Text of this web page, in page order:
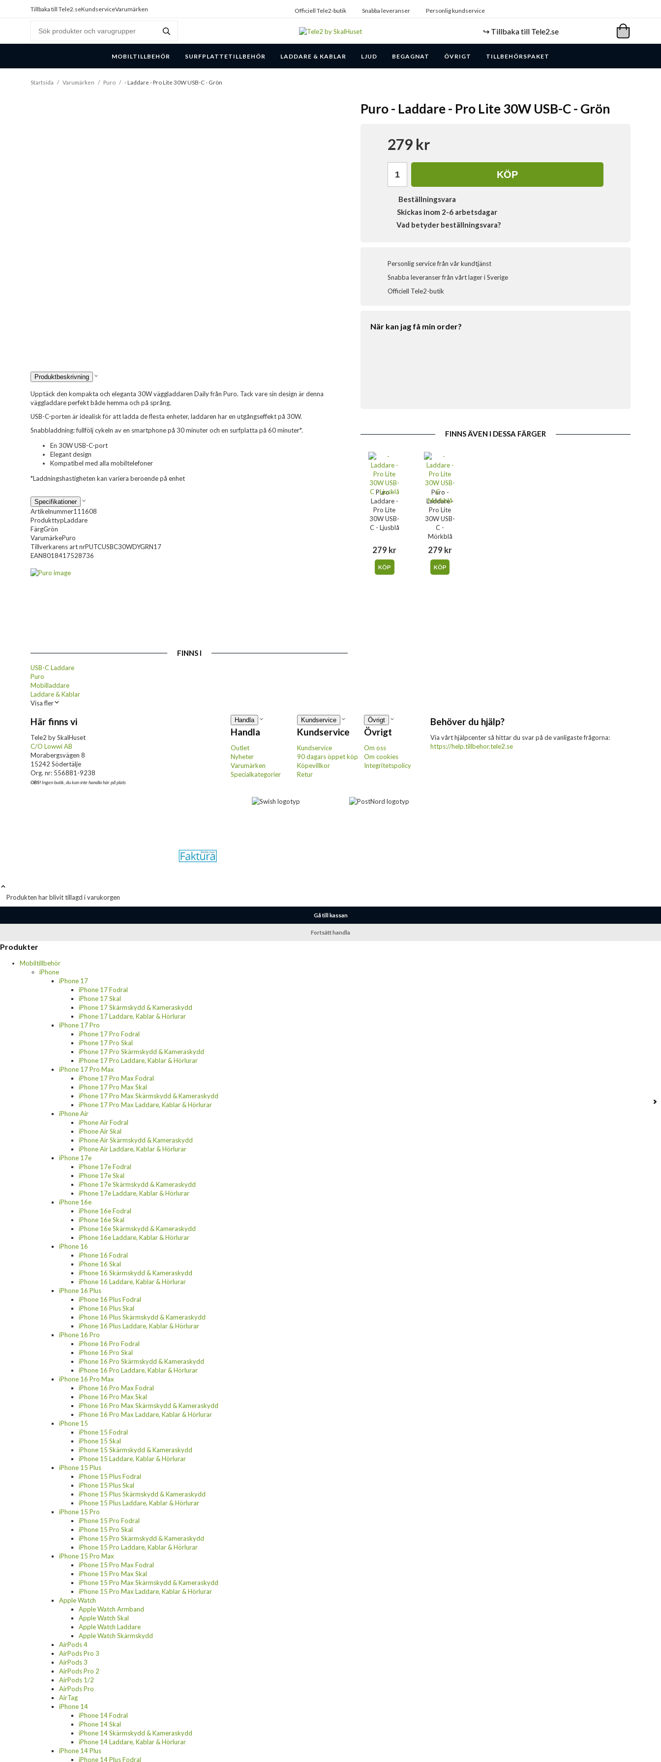
Tillbaka till Tele2.seKundserviceVarumärken Officiell Tele2-butik Snabba leveranser Personlig kundservice
↪️ Tillbaka till Tele2.se
MOBILTILLBEHÖR SURFPLATTETILLBEHÖR LADDARE & KABLAR LJUD BEGAGNAT ÖVRIGT TILLBEHÖRSPAKET
Startsida / Varumärken / Puro / - Laddare - Pro Lite 30W USB-C - Grön
Puro - Laddare - Pro Lite 30W USB-C - Grön
279 kr
KÖP
Beställningsvara
Skickas inom 2-6 arbetsdagar
Vad betyder beställningsvara?
Personlig service från vår kundtjänst
Snabba leveranser från vårt lager i Sverige
Officiell Tele2-butik
När kan jag få min order?
FINNS ÄVEN I DESSA FÄRGER
Puro -
Laddare -
Pro Lite
30W USB-
C - Ljusblå
279 kr
KÖP
Puro -
Laddare -
Pro Lite
30W USB-
C -
Mörkblå
279 kr
KÖP
Produktbeskrivning
Upptäck den kompakta och eleganta 30W väggladdaren Daily från Puro. Tack vare sin design är denna
väggladdare perfekt både hemma och på språng.
USB-C-porten är idealisk för att ladda de flesta enheter, laddaren har en utgångseffekt på 30W.
Snabbladdning: fullfölj cykeln av en smartphone på 30 minuter och en surfplatta på 60 minuter*.
En 30W USB-C-port
Elegant design
Kompatibel med alla mobiltelefoner
*Laddningshastigheten kan variera beroende på enhet
Specifikationer
Artikelnummer111608
ProdukttypLaddare
FärgGrön
VarumärkePuro
Tillverkarens art nrPUTCUSBC30WDYGRN17
EAN8018417528736
FINNS I
USB-C Laddare
Puro
Mobilladdare
Laddare & Kablar
Visa fler
Här finns vi
Tele2 by SkalHuset
C/O Lowwi AB
Morabergsvägen 8
15242 Södertälje
Org. nr: 556881-9238
OBS!Ingen butik, du kan inte handla här på plats
Handla
Handla
Outlet
Nyheter
Varumärken
Specialkategorier
Kundservice
Kundservice
Kundservice
90 dagars öppet köp
Köpevillkor
Retur
Övrigt
Övrigt
Om oss
Om cookies
Integritetspolicy
Behöver du hjälp?
Via vårt hjälpcenter så hittar du svar på de vanligaste frågorna:
https://help.tillbehor.tele2.se
Produkten har blivit tillagd i varukorgen
Gå till kassan
Fortsätt handla
Produkter
Mobiltillbehör
iPhone
iPhone 17
iPhone 17 Fodral
iPhone 17 Skal
iPhone 17 Skärmskydd & Kameraskydd
iPhone 17 Laddare, Kablar & Hörlurar
iPhone 17 Pro
iPhone 17 Pro Fodral
iPhone 17 Pro Skal
iPhone 17 Pro Skärmskydd & Kameraskydd
iPhone 17 Pro Laddare, Kablar & Hörlurar
iPhone 17 Pro Max
iPhone 17 Pro Max Fodral
iPhone 17 Pro Max Skal
iPhone 17 Pro Max Skärmskydd & Kameraskydd
iPhone 17 Pro Max Laddare, Kablar & Hörlurar
iPhone Air
iPhone Air Fodral
iPhone Air Skal
iPhone Air Skärmskydd & Kameraskydd
iPhone Air Laddare, Kablar & Hörlurar
iPhone 17e
iPhone 17e Fodral
iPhone 17e Skal
iPhone 17e Skärmskydd & Kameraskydd
iPhone 17e Laddare, Kablar & Hörlurar
iPhone 16e
iPhone 16e Fodral
iPhone 16e Skal
iPhone 16e Skärmskydd & Kameraskydd
iPhone 16e Laddare, Kablar & Hörlurar
iPhone 16
iPhone 16 Fodral
iPhone 16 Skal
iPhone 16 Skärmskydd & Kameraskydd
iPhone 16 Laddare, Kablar & Hörlurar
iPhone 16 Plus
iPhone 16 Plus Fodral
iPhone 16 Plus Skal
iPhone 16 Plus Skärmskydd & Kameraskydd
iPhone 16 Plus Laddare, Kablar & Hörlurar
iPhone 16 Pro
iPhone 16 Pro Fodral
iPhone 16 Pro Skal
iPhone 16 Pro Skärmskydd & Kameraskydd
iPhone 16 Pro Laddare, Kablar & Hörlurar
iPhone 16 Pro Max
iPhone 16 Pro Max Fodral
iPhone 16 Pro Max Skal
iPhone 16 Pro Max Skärmskydd & Kameraskydd
iPhone 16 Pro Max Laddare, Kablar & Hörlurar
iPhone 15
iPhone 15 Fodral
iPhone 15 Skal
iPhone 15 Skärmskydd & Kameraskydd
iPhone 15 Laddare, Kablar & Hörlurar
iPhone 15 Plus
iPhone 15 Plus Fodral
iPhone 15 Plus Skal
iPhone 15 Plus Skärmskydd & Kameraskydd
iPhone 15 Plus Laddare, Kablar & Hörlurar
iPhone 15 Pro
iPhone 15 Pro Fodral
iPhone 15 Pro Skal
iPhone 15 Pro Skärmskydd & Kameraskydd
iPhone 15 Pro Laddare, Kablar & Hörlurar
iPhone 15 Pro Max
iPhone 15 Pro Max Fodral
iPhone 15 Pro Max Skal
iPhone 15 Pro Max Skärmskydd & Kameraskydd
iPhone 15 Pro Max Laddare, Kablar & Hörlurar
Apple Watch
Apple Watch Armband
Apple Watch Skal
Apple Watch Laddare
Apple Watch Skärmskydd
AirPods 4
AirPods Pro 3
AirPods 3
AirPods Pro 2
AirPods 1/2
AirPods Pro
AirTag
iPhone 14
iPhone 14 Fodral
iPhone 14 Skal
iPhone 14 Skärmskydd & Kameraskydd
iPhone 14 Laddare, Kablar & Hörlurar
iPhone 14 Plus
iPhone 14 Plus Fodral